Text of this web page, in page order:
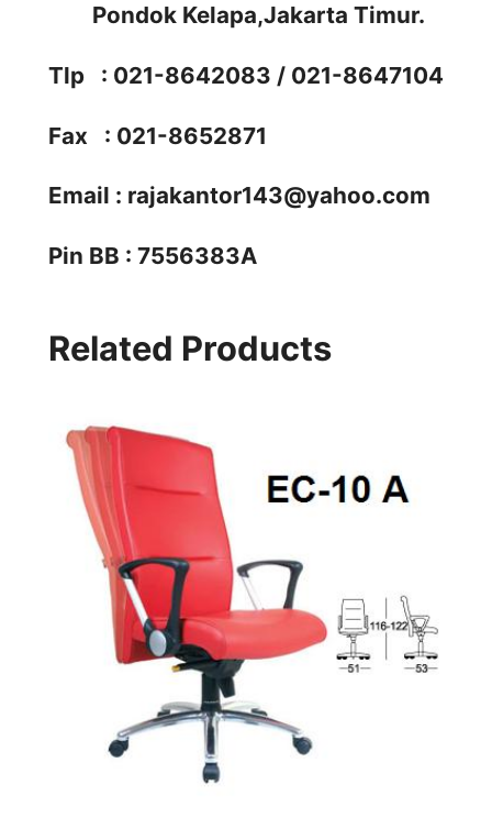
Pondok Kelapa,Jakarta Timur.
Tlp : 021-8642083 / 021-8647104
Fax : 021-8652871
Email : rajakantor143@yahoo.com
Pin BB : 7556383A
Related Products